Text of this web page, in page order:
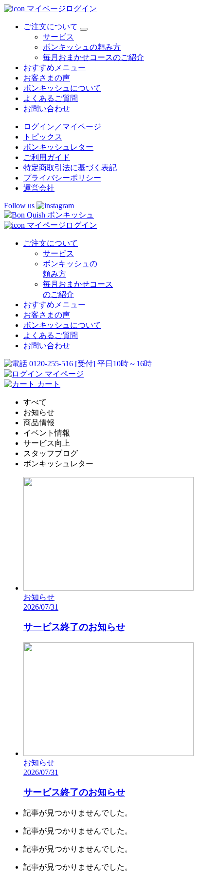
マイページログイン
ご注文について
サービス
ボンキッシュの頼み方
毎月おまかせコースのご紹介
おすすめメニュー
お客さまの声
ボンキッシュについて
よくあるご質問
お問い合わせ
ログイン／マイページ
トピックス
ボンキッシュレター
ご利用ガイド
特定商取引法に基づく表記
プライバシーポリシー
運営会社
Follow us
マイページログイン
ご注文について
サービス
ボンキッシュの
頼み方
毎月おまかせコース
のご紹介
おすすめメニュー
お客さまの声
ボンキッシュについて
よくあるご質問
お問い合わせ
0120-255-516 [受付] 平日10時～16時
マイページ
カート
すべて
お知らせ
商品情報
イベント情報
サービス向上
スタッフブログ
ボンキッシュレター
お知らせ
2026/07/31
サービス終了のお知らせ
お知らせ
2026/07/31
サービス終了のお知らせ
記事が見つかりませんでした。
記事が見つかりませんでした。
記事が見つかりませんでした。
記事が見つかりませんでした。